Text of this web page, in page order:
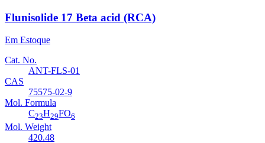
Flunisolide 17 Beta acid (RCA)
Em Estoque
Cat. No.
ANT-FLS-01
CAS
75575-02-9
Mol. Formula
C23H29FO6
Mol. Weight
420.48